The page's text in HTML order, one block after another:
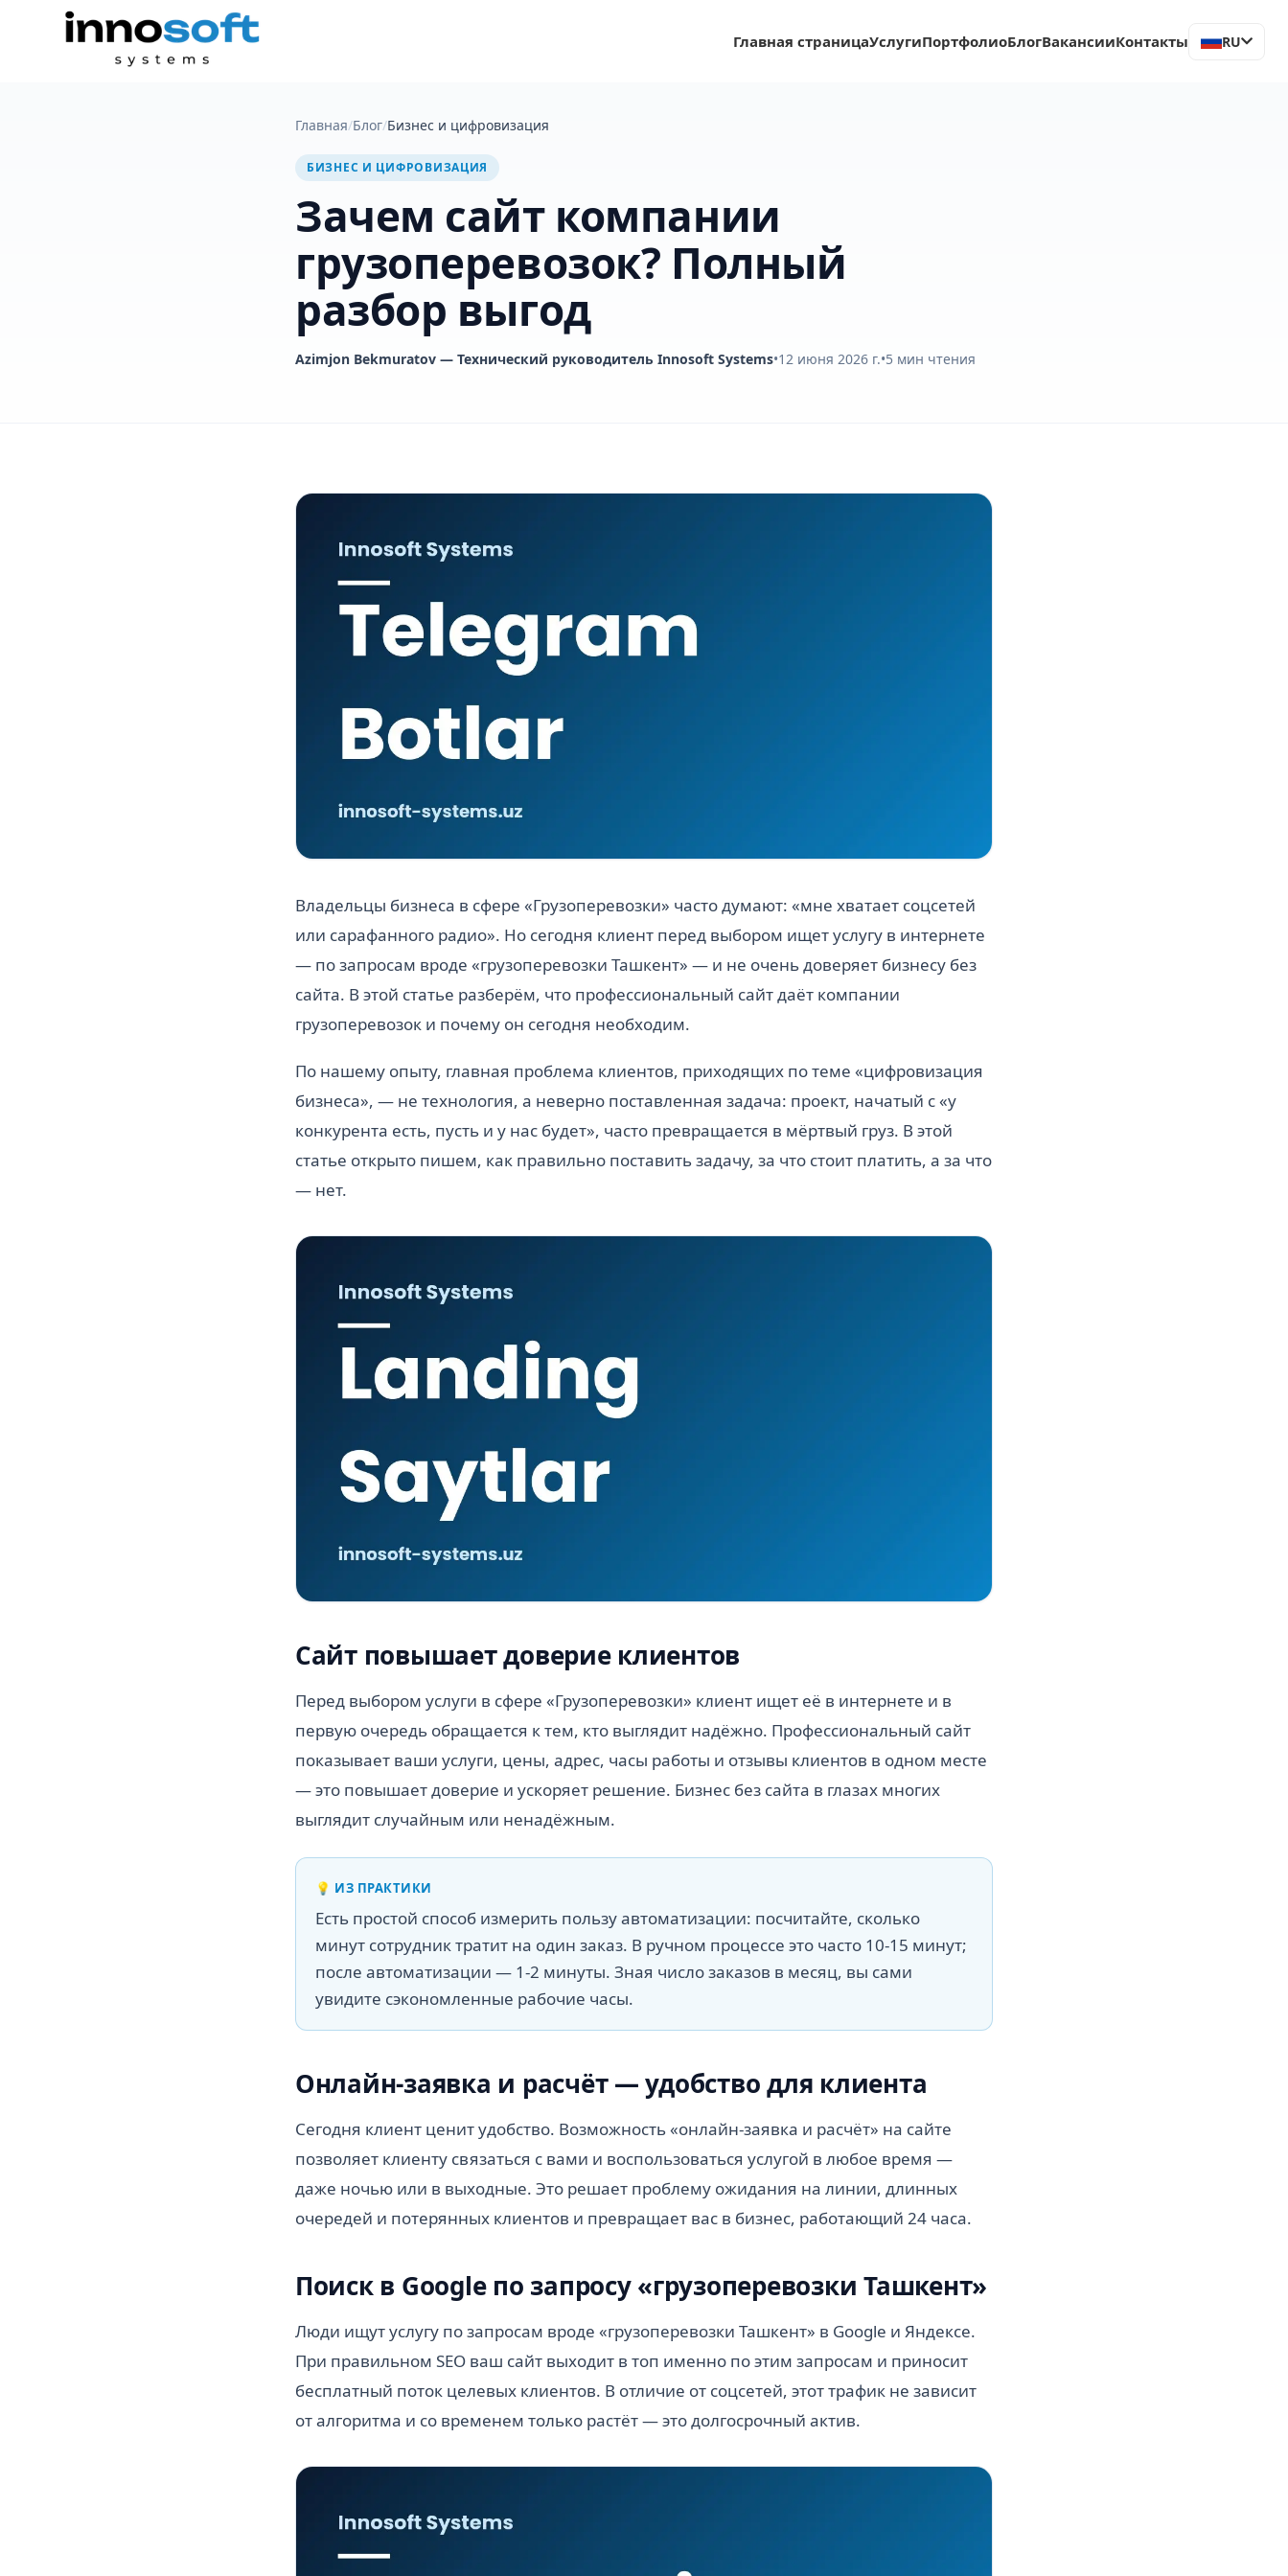
Главная страницаУслугиПортфолиоБлогВакансииКонтакты RU
Главная/Блог/Бизнес и цифровизация
БИЗНЕС И ЦИФРОВИЗАЦИЯ
Зачем сайт компании
грузоперевозок? Полный
разбор выгод
Azimjon Bekmuratov — Технический руководитель Innosoft Systems•12 июня 2026 г.•5 мин чтения
Владельцы бизнеса в сфере «Грузоперевозки» часто думают: «мне хватает соцсетей
или сарафанного радио». Но сегодня клиент перед выбором ищет услугу в интернете
— по запросам вроде «грузоперевозки Ташкент» — и не очень доверяет бизнесу без
сайта. В этой статье разберём, что профессиональный сайт даёт компании
грузоперевозок и почему он сегодня необходим.
По нашему опыту, главная проблема клиентов, приходящих по теме «цифровизация
бизнеса», — не технология, а неверно поставленная задача: проект, начатый с «у
конкурента есть, пусть и у нас будет», часто превращается в мёртвый груз. В этой
статье открыто пишем, как правильно поставить задачу, за что стоит платить, а за что
— нет.
Сайт повышает доверие клиентов
Перед выбором услуги в сфере «Грузоперевозки» клиент ищет её в интернете и в
первую очередь обращается к тем, кто выглядит надёжно. Профессиональный сайт
показывает ваши услуги, цены, адрес, часы работы и отзывы клиентов в одном месте
— это повышает доверие и ускоряет решение. Бизнес без сайта в глазах многих
выглядит случайным или ненадёжным.
💡 ИЗ ПРАКТИКИ
Есть простой способ измерить пользу автоматизации: посчитайте, сколько
минут сотрудник тратит на один заказ. В ручном процессе это часто 10-15 минут;
после автоматизации — 1-2 минуты. Зная число заказов в месяц, вы сами
увидите сэкономленные рабочие часы.
Онлайн-заявка и расчёт — удобство для клиента
Сегодня клиент ценит удобство. Возможность «онлайн-заявка и расчёт» на сайте
позволяет клиенту связаться с вами и воспользоваться услугой в любое время —
даже ночью или в выходные. Это решает проблему ожидания на линии, длинных
очередей и потерянных клиентов и превращает вас в бизнес, работающий 24 часа.
Поиск в Google по запросу «грузоперевозки Ташкент»
Люди ищут услугу по запросам вроде «грузоперевозки Ташкент» в Google и Яндексе.
При правильном SEO ваш сайт выходит в топ именно по этим запросам и приносит
бесплатный поток целевых клиентов. В отличие от соцсетей, этот трафик не зависит
от алгоритма и со временем только растёт — это долгосрочный актив.